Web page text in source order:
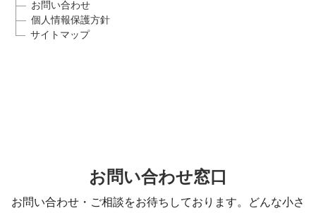
お問い合わせ
個人情報保護方針
サイトマップ
お問い合わせ窓口
お問い合わせ・ご相談をお待ちしております。どんな小さ